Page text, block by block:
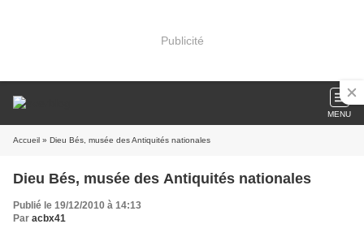
Publicité
MENU
Accueil » Dieu Bés, musée des Antiquités nationales
Dieu Bés, musée des Antiquités nationales
Publié le 19/12/2010 à 14:13
Par acbx41